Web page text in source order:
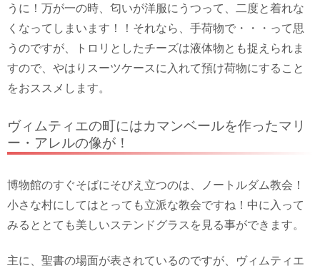
うに！万が一の時、匂いが洋服にうつって、二度と着れな
くなってしまいます！！それなら、手荷物で・・・って思
うのですが、トロリとしたチーズは液体物とも捉えられま
すので、やはりスーツケースに入れて預け荷物にすること
をおススメします。
ヴィムティエの町にはカマンベールを作ったマリ
ー・アレルの像が！
博物館のすぐそばにそびえ立つのは、ノートルダム教会！
小さな村にしてはとっても立派な教会ですね！中に入って
みるととても美しいステンドグラスを見る事ができます。
主に、聖書の場面が表されているのですが、ヴィムティエ